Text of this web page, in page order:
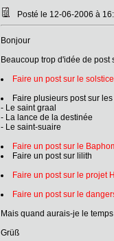
Posté le 12-06-2006 à
Bonjour
Beaucoup trop d'idée de post
Faire un post sur le
Faire plusieurs post sur
- Le saint graal
- La lance de la destinée
- Le saint-suaire
Faire un post sur le
Faire un post sur lilith
Faire un post sur le projet
Faire un post sur le
Mais quand aurais-je le
Grüß